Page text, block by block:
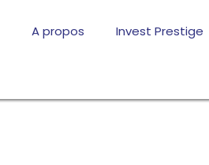
A propos Invest Prestige